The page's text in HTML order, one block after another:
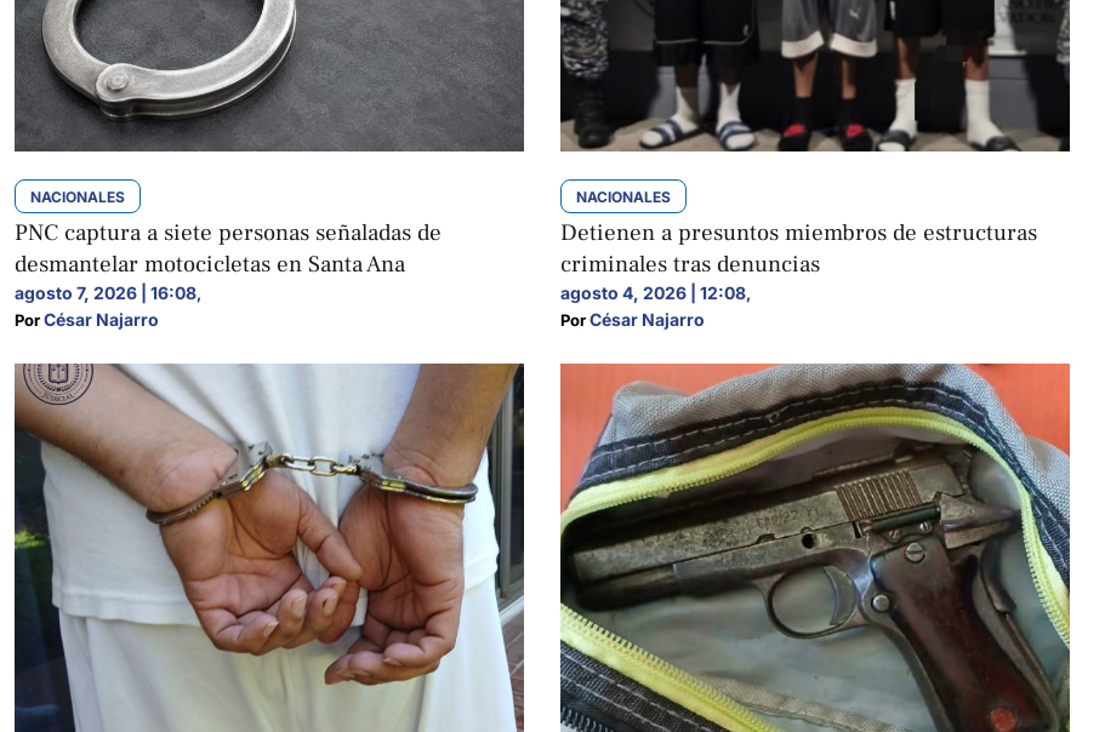
NACIONALES
PNC captura a siete personas señaladas de
desmantelar motocicletas en Santa Ana
agosto 7, 2026 | 16:08,
Por César Najarro
NACIONALES
Detienen a presuntos miembros de estructuras
criminales tras denuncias
agosto 4, 2026 | 12:08,
Por César Najarro